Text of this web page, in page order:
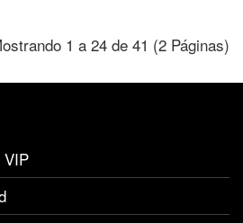
1 a 24 de 41 (2 Páginas)
VIP